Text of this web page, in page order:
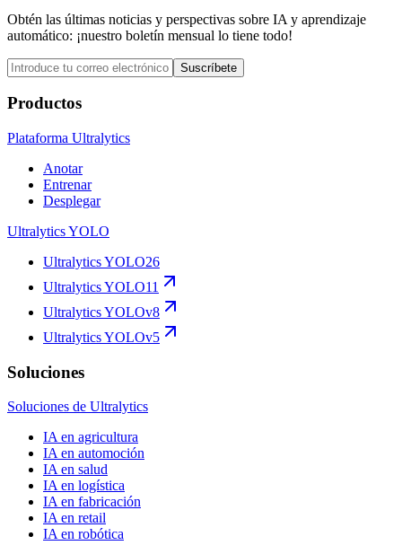
Obtén las últimas noticias y perspectivas sobre IA y aprendizaje
automático: ¡nuestro boletín mensual lo tiene todo!
Suscríbete
Productos
Plataforma Ultralytics
Anotar
Entrenar
Desplegar
Ultralytics YOLO
Ultralytics YOLO26
Ultralytics YOLO11
Ultralytics YOLOv8
Ultralytics YOLOv5
Soluciones
Soluciones de Ultralytics
IA en agricultura
IA en automoción
IA en salud
IA en logística
IA en fabricación
IA en retail
IA en robótica